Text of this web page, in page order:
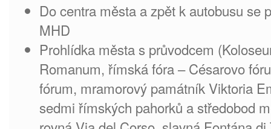
Do centra města a zpět k autobusu se
MHD
Prohlídka města s průvodcem
Romanum, římská fóra – Césarovo
fórum, mramorový památník Viktoria
sedmi římských pahorků a středobod